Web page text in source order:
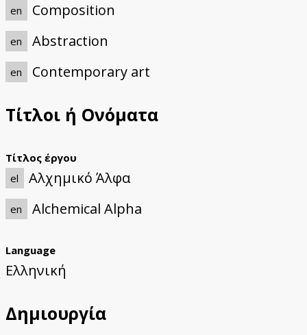
en Composition
en Abstraction
en Contemporary art
Τίτλοι ή Ονόματα
Τίτλος έργου
el
Αλχημικό Άλφα
en Alchemical Alpha
Language
Ελληνική
Δημιουργία